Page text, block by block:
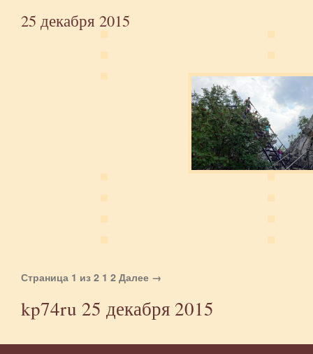
25 декабря 2015
Страница 1 из 2 1 2 Далее →
kp74ru 25 декабря 2015